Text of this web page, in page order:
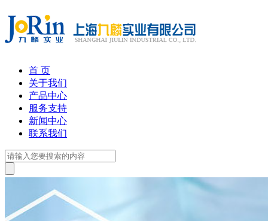
首 页
关于我们
产品中心
服务支持
新闻中心
联系我们